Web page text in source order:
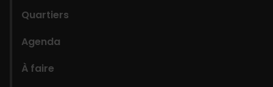
Quartiers
Agenda
À faire